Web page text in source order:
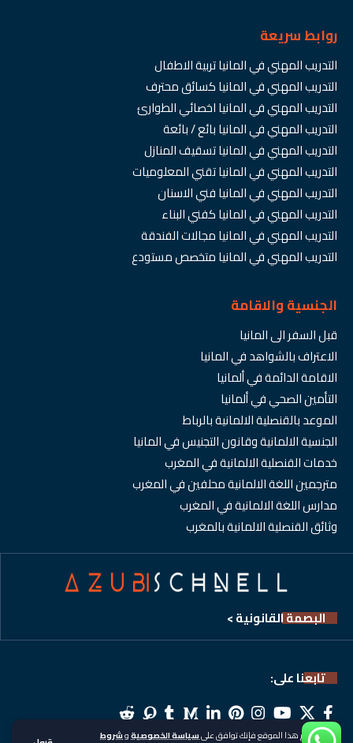
باستخدام هذا الموقع فإنك توافق علىسياسة الخصوصيةوشروط
روابط سريعة
التدريب المهني في المانيا تربية الاطفال
التدريب المهني في المانيا كسائق محترف
التدريب المهني في المانيا اخصائي الطوارئ
التدريب المهني في المانيا بائع / بائعة
التدريب المهني في المانيا تسقيف المنازل
التدريب المهني في المانيا تقني المعلوميات
التدريب المهني في المانيا فني الاسنان
التدريب المهني في المانيا كفني البناء
التدريب المهني في المانيا مجالات الفندقة
التدريب المهني في المانيا متخصص مستودع
الجنسية والاقامة
قبل السفر الى المانيا
الاعتراف بالشواهد في المانيا
الاقامة الدائمة في ألمانيا
التأمين الصحي في ألمانيا
الموعد بالقنصلية الالمانية بالرباط
الجنسية الالمانية وقانون التجنيس في المانيا
خدمات القنصلية الالمانية في المغرب
مترجمين اللغة الالمانية محلفين في المغرب
مدارس اللغة الالمانية في المغرب
وثائق القنصلية الالمانية بالمغرب
البصمة القانونية >
تابعنا على: